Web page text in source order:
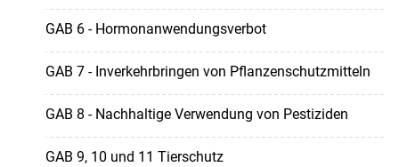
GAB 6 - Hormonanwendungsverbot
GAB 7 - Inverkehrbringen von Pflanzenschutzmitteln
GAB 8 - Nachhaltige Verwendung von Pestiziden
GAB 9, 10 und 11 Tierschutz